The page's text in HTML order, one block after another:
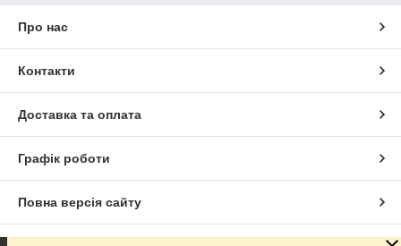
Про нас
Контакти
Доставка та оплата
Графік роботи
Повна версія сайту